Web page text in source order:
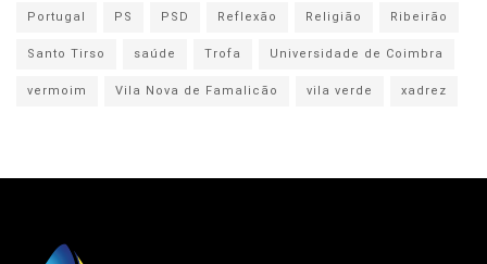
Portugal
PS PSD Reflexão Religião
Ribeirão
Santo Tirso
saúde Trofa
Universidade de Coimbra
vermoim
Vila Nova de Famalicão vila verde xadrez